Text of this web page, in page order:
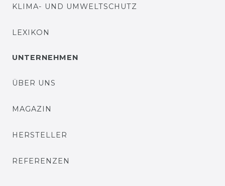
KLIMA- UND UMWELTSCHUTZ
LEXIKON
UNTERNEHMEN
ÜBER UNS
MAGAZIN
HERSTELLER
REFERENZEN